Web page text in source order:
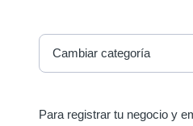
Cambiar categoría
Para registrar tu negocio y